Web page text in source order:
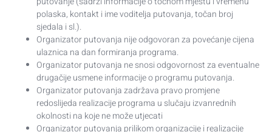
polaska, kontakt i ime voditelja putovanja, točan broj
sjedala i sl.).
Organizator putovanja nije odgovoran za povećanje cijena
ulaznica na dan formiranja programa.
Organizator putovanja ne snosi odgovornost za eventualne
drugačije usmene informacije o programu putovanja.
Organizator putovanja zadržava pravo promjene
redoslijeda realizacije programa u slučaju izvanrednih
okolnosti na koje ne može utjecati
Organizator putovanja prilikom organizacije i realizacije